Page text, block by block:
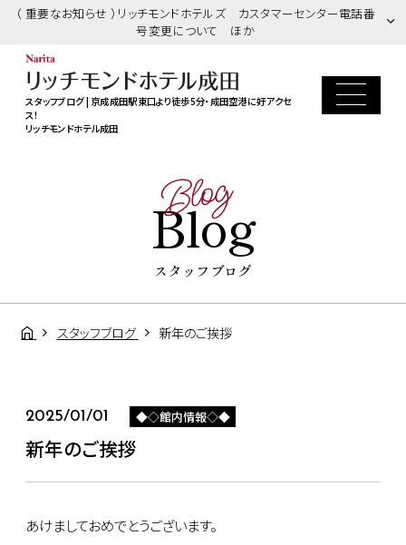
（ 重要なお知らせ ）リッチモンドホテルズ カスタマーセンター電話番
号変更について ほか
スタッフブログ | 京成成田駅東口より徒歩5分・成田空港に好アクセ
ス！
リッチモンドホテル成田
Blog
Blog
スタッフブログ
スタッフブログ 新年のご挨拶
2025/01/01 ◆◇館内情報◇◆
新年のご挨拶
あけましておめでとうございます。